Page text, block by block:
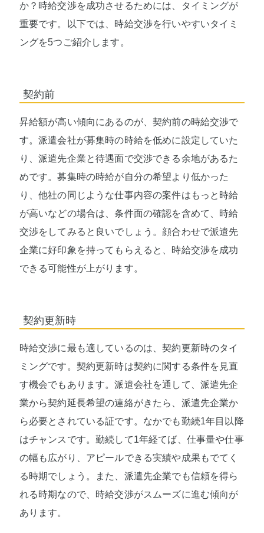
か？時給交渉を成功させるためには、タイミングが
重要です。以下では、時給交渉を行いやすいタイミ
ングを5つご紹介します。
契約前
昇給額が高い傾向にあるのが、契約前の時給交渉で
す。派遣会社が募集時の時給を低めに設定していた
り、派遣先企業と待遇面で交渉できる余地があるた
めです。募集時の時給が自分の希望より低かった
り、他社の同じような仕事内容の案件はもっと時給
が高いなどの場合は、条件面の確認を含めて、時給
交渉をしてみると良いでしょう。顔合わせで派遣先
企業に好印象を持ってもらえると、時給交渉を成功
できる可能性が上がります。
契約更新時
時給交渉に最も適しているのは、契約更新時のタイ
ミングです。契約更新時は契約に関する条件を見直
す機会でもあります。派遣会社を通して、派遣先企
業から契約延長希望の連絡がきたら、派遣先企業か
ら必要とされている証です。なかでも勤続1年目以降
はチャンスです。勤続して1年経てば、仕事量や仕事
の幅も広がり、アピールできる実績や成果もでてく
る時期でしょう。また、派遣先企業でも信頼を得ら
れる時期なので、時給交渉がスムーズに進む傾向が
あります。